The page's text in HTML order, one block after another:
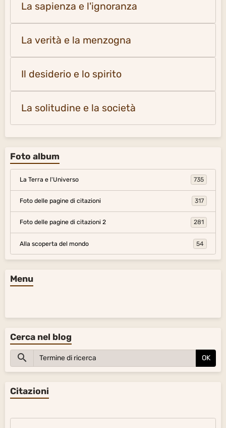
La sapienza e l'ignoranza
La verità e la menzogna
Il desiderio e lo spirito
La solitudine e la società
Foto album
La Terra e l'Universo 735
Foto delle pagine di citazioni 317
Foto delle pagine di citazioni 2 281
Alla scoperta del mondo 54
Menu
Cerca nel blog
OK
Citazioni